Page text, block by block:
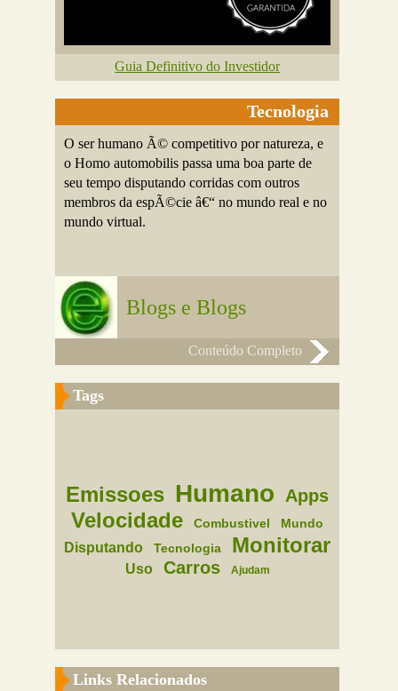
Guia Definitivo do Investidor
Tecnologia
O ser humano Ã© competitivo por natureza, e
o Homo automobilis passa uma boa parte de
seu tempo disputando corridas com outros
membros da espÃ©cie â€“ no mundo real e no
mundo virtual.
Blogs e Blogs
Conteúdo Completo
Tags
Emissoes Humano Apps
Velocidade Combustivel Mundo
Disputando Tecnologia Monitorar
Uso Carros Ajudam
Links Relacionados